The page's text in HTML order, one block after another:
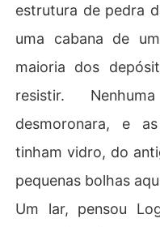
estrutura de pedra
uma cabana de
maioria dos
resistir.
desmoronara, e
tinham vidro, do
pequenas bolhas
Um lar, pensou